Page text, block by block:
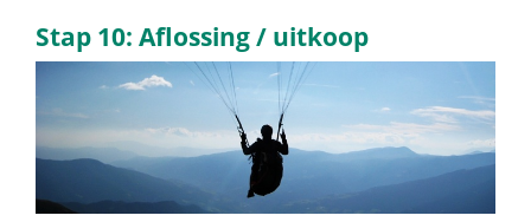
Stap 10: Aflossing / uitkoop